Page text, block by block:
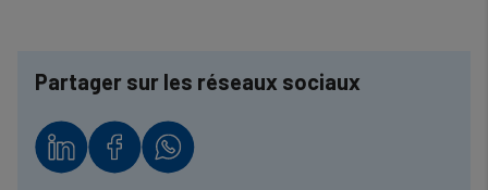
Partager sur les réseaux sociaux